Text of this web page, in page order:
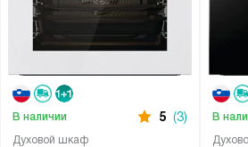
Духовой шкаф
В наличии 5 (3) В